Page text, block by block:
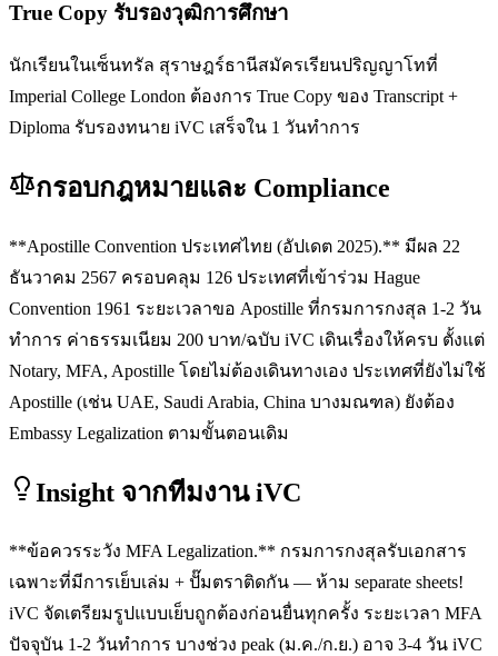
True Copy รับรองวุฒิการศึกษา
นักเรียนในเซ็นทรัล สุราษฎร์ธานีสมัครเรียนปริญญาโทที่
Imperial College London ต้องการ True Copy ของ Transcript +
Diploma รับรองทนาย iVC เสร็จใน 1 วันทำการ
กรอบกฎหมายและ Compliance
**Apostille Convention ประเทศไทย (อัปเดต 2025).** มีผล 22
ธันวาคม 2567 ครอบคลุม 126 ประเทศที่เข้าร่วม Hague
Convention 1961 ระยะเวลาขอ Apostille ที่กรมการกงสุล 1-2 วัน
ทำการ ค่าธรรมเนียม 200 บาท/ฉบับ iVC เดินเรื่องให้ครบ ตั้งแต่
Notary, MFA, Apostille โดยไม่ต้องเดินทางเอง ประเทศที่ยังไม่ใช้
Apostille (เช่น UAE, Saudi Arabia, China บางมณฑล) ยังต้อง
Embassy Legalization ตามขั้นตอนเดิม
Insight จากทีมงาน iVC
**ข้อควรระวัง MFA Legalization.** กรมการกงสุลรับเอกสาร
เฉพาะที่มีการเย็บเล่ม + ปั๊มตราติดกัน — ห้าม separate sheets!
iVC จัดเตรียมรูปแบบเย็บถูกต้องก่อนยื่นทุกครั้ง ระยะเวลา MFA
ปัจจุบัน 1-2 วันทำการ บางช่วง peak (ม.ค./ก.ย.) อาจ 3-4 วัน iVC